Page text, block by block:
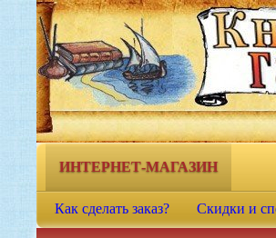
Книжная гавань -
магазин учебной
ИНТЕРНЕТ-МАГАЗИН
Как сделать заказ? Скидки и